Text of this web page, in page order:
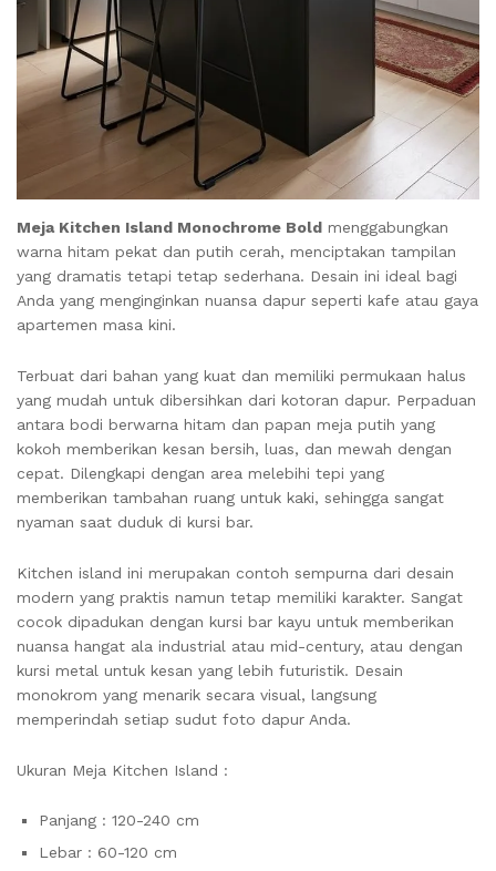
Meja Kitchen Island Monochrome Bold menggabungkan
warna hitam pekat dan putih cerah, menciptakan tampilan
yang dramatis tetapi tetap sederhana. Desain ini ideal bagi
Anda yang menginginkan nuansa dapur seperti kafe atau gaya
apartemen masa kini.
Terbuat dari bahan yang kuat dan memiliki permukaan halus
yang mudah untuk dibersihkan dari kotoran dapur. Perpaduan
antara bodi berwarna hitam dan papan meja putih yang
kokoh memberikan kesan bersih, luas, dan mewah dengan
cepat. Dilengkapi dengan area melebihi tepi yang
memberikan tambahan ruang untuk kaki, sehingga sangat
nyaman saat duduk di kursi bar.
Kitchen island ini merupakan contoh sempurna dari desain
modern yang praktis namun tetap memiliki karakter. Sangat
cocok dipadukan dengan kursi bar kayu untuk memberikan
nuansa hangat ala industrial atau mid-century, atau dengan
kursi metal untuk kesan yang lebih futuristik. Desain
monokrom yang menarik secara visual, langsung
memperindah setiap sudut foto dapur Anda.
Ukuran Meja Kitchen Island :
Panjang : 120-240 cm
Lebar : 60-120 cm